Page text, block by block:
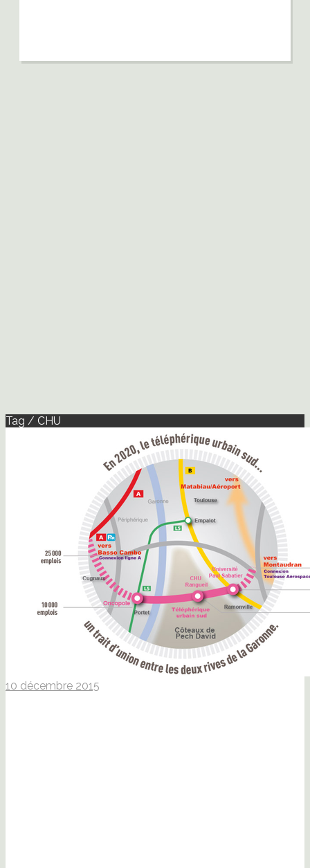
Tag / CHU
10 décembre 2015